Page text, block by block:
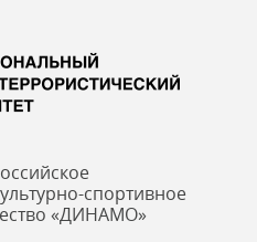
спортивное
«ДИНАМО»